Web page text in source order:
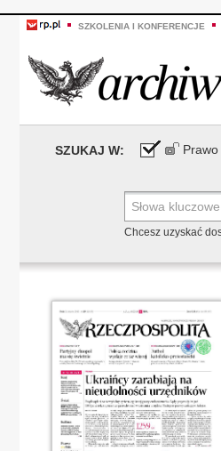
SZKOLENIA I KONFERENCJE
SZUKAJ W: Prawo
Chcesz uzyskać